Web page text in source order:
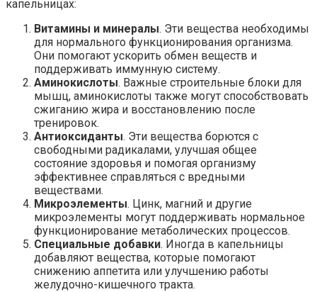
капельницах:
Витамины и минералы. Эти вещества необходимы
для нормального функционирования организма.
Они помогают ускорить обмен веществ и
поддерживать иммунную систему.
Аминокислоты. Важные строительные блоки для
мышц, аминокислоты также могут способствовать
сжиганию жира и восстановлению после
тренировок.
Антиоксиданты. Эти вещества борются с
свободными радикалами, улучшая общее
состояние здоровья и помогая организму
эффективнее справляться с вредными
веществами.
Микроэлементы. Цинк, магний и другие
микроэлементы могут поддерживать нормальное
функционирование метаболических процессов.
Специальные добавки. Иногда в капельницы
добавляют вещества, которые помогают
снижению аппетита или улучшению работы
желудочно-кишечного тракта.